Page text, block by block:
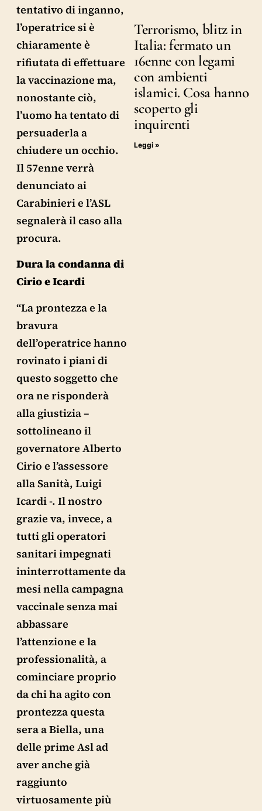
tentativo di inganno,
l’operatrice si è
chiaramente è
rifiutata di effettuare
la vaccinazione ma,
nonostante ciò,
l’uomo ha tentato di
persuaderla a
chiudere un occhio.
Il 57enne verrà
denunciato ai
Carabinieri e l’ASL
segnalerà il caso alla
procura.
Dura la condanna di
Cirio e Icardi
“La prontezza e la
bravura
dell’operatrice hanno
rovinato i piani di
questo soggetto che
ora ne risponderà
alla giustizia –
sottolineano il
governatore Alberto
Cirio e l’assessore
alla Sanità, Luigi
Icardi -. Il nostro
grazie va, invece, a
tutti gli operatori
sanitari impegnati
ininterrottamente da
mesi nella campagna
vaccinale senza mai
abbassare
l’attenzione e la
professionalità, a
cominciare proprio
da chi ha agito con
prontezza questa
sera a Biella, una
delle prime Asl ad
aver anche già
raggiunto
virtuosamente più
Terrorismo, blitz in
Italia: fermato un
16enne con legami
con ambienti
islamici. Cosa hanno
scoperto gli
inquirenti
Leggi »